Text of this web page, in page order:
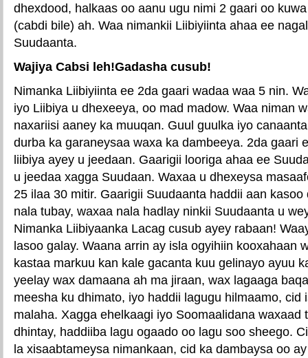
dhexdood, halkaas oo aanu ugu nimi 2 gaari oo
(cabdi bile) ah. Waa nimankii Liibiyiinta ahaa ee
Suudaanta.
Wajiya Cabsi leh!Gadasha cusub!
Nimanka Liibiyiinta ee 2da gaari wadaa waa 5 nin.
iyo Liibiya u dhexeeya, oo mad madow. Waa niman
naxariisi aaney ka muuqan. Guul guulka iyo
durba ka garaneysaa waxa ka dambeeya. 2da gaari
liibiya ayey u jeedaan. Gaarigii looriga ahaa ee
u jeedaa xagga Suudaan. Waxaa u dhexeysa
25 ilaa 30 mitir. Gaarigii Suudaanta haddii aan
nala tubay, waxaa nala hadlay ninkii Suudaanta u
Nimanka Liibiyaanka Lacag cusub ayey rabaan!
lasoo galay. Waana arrin ay isla ogyihiin kooxahaan
kastaa markuu kan kale gacanta kuu gelinayo ayuu
yeelay wax damaana ah ma jiraan, wax lagaaga
meesha ku dhimato, iyo haddii lagugu hilmaamo, cid
malaha. Xagga ehelkaagi iyo Soomaalidana waxaad
dhintay, haddiiba lagu ogaado oo lagu soo sheego.
la xisaabtameysa nimankaan, cid ka dambaysa oo